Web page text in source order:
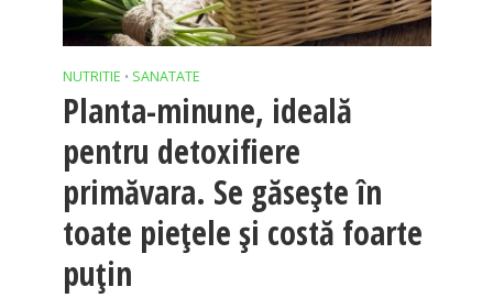
NUTRITIE • SANATATE
Planta-minune, ideală
pentru detoxifiere
primăvara. Se găseşte în
toate pieţele şi costă foarte
puţin